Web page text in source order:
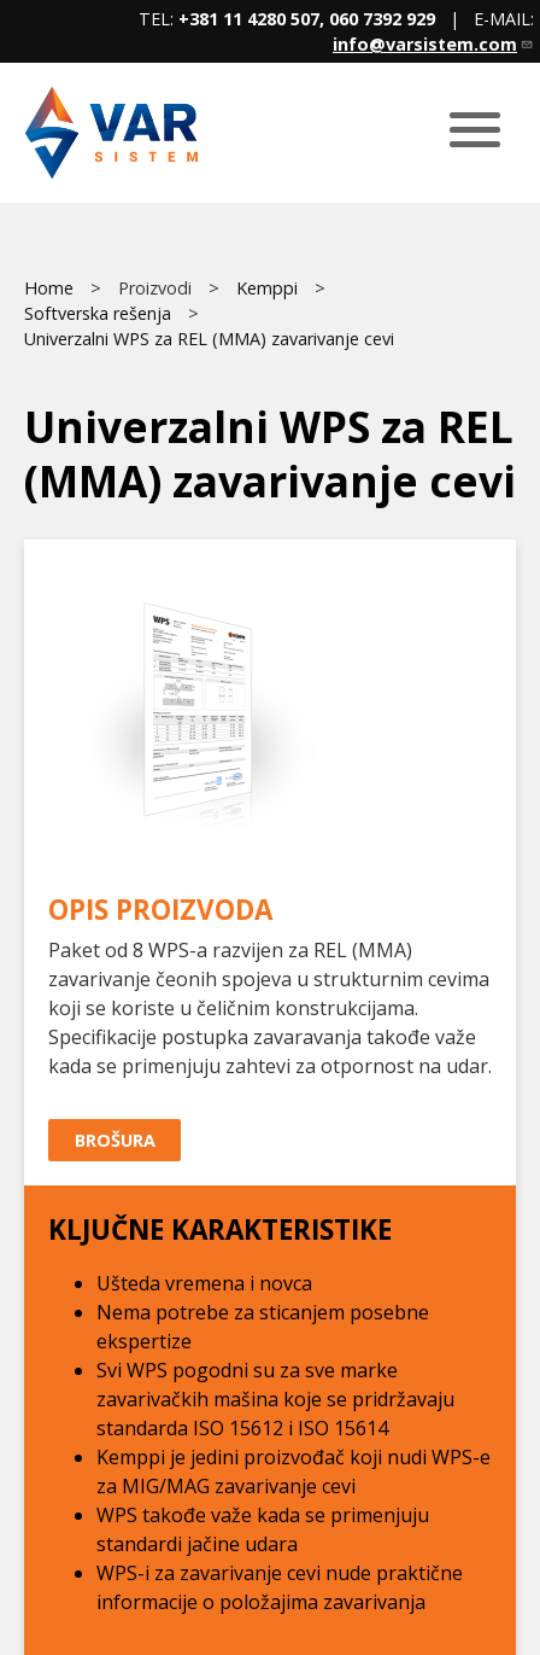
content
TEL: +381 11 4280 507, 060 7392 929| E-MAIL:
info@varsistem.com
Main
menu
Breadcrumb
Home Proizvodi
Kemppi
Softverska rešenja
Univerzalni WPS za REL (MMA) zavarivanje cevi
Univerzalni WPS za REL
(MMA) zavarivanje cevi
OPIS PROIZVODA
Paket od 8 WPS-a razvijen za REL (MMA)
zavarivanje čeonih spojeva u strukturnim cevima
koji se koriste u čeličnim konstrukcijama.
Specifikacije postupka zavaravanja takođe važe
kada se primenjuju zahtevi za otpornost na udar.
BROŠURA
KLJUČNE KARAKTERISTIKE
Ušteda vremena i novca
Nema potrebe za sticanjem posebne
ekspertize
Svi WPS pogodni su za sve marke
zavarivačkih mašina koje se pridržavaju
standarda ISO 15612 i ISO 15614
Kemppi je jedini proizvođač koji nudi WPS-e
za MIG/MAG zavarivanje cevi
WPS takođe važe kada se primenjuju
standardi jačine udara
WPS-i za zavarivanje cevi nude praktične
informacije o položajima zavarivanja